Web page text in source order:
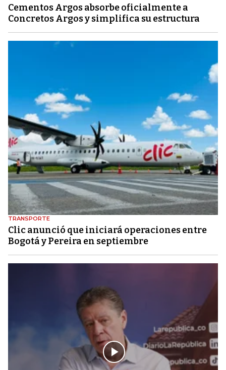
Cementos Argos absorbe oficialmente a
Concretos Argos y simplifica su estructura
TRANSPORTE
Clic anunció que iniciará operaciones entre
Bogotá y Pereira en septiembre